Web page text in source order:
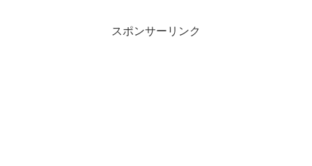
スポンサーリンク